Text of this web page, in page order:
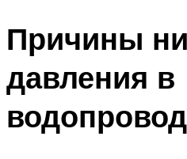
Причины
давления в